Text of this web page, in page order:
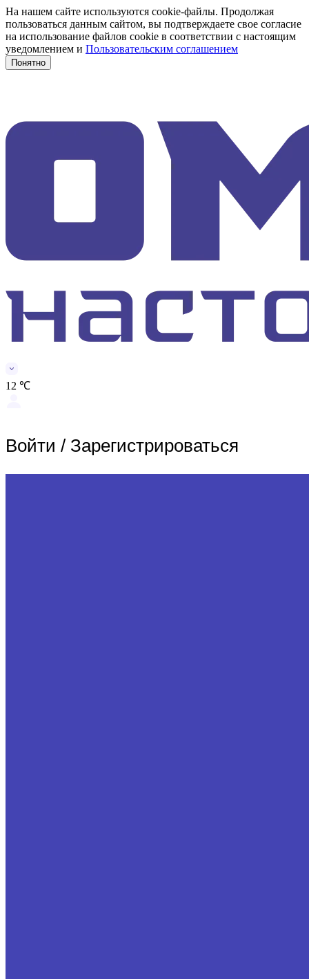
На нашем сайте используются cookie-файлы. Продолжая
пользоваться данным сайтом, вы подтверждаете свое согласие
на использование файлов cookie в соответствии с настоящим
уведомлением и Пользовательским соглашением
Понятно
12 ℃
Войти / Зарегистрироваться